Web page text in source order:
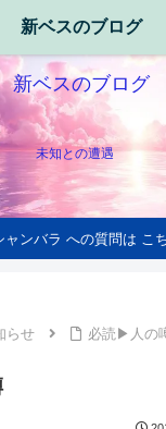
新ベスのブログ
未知との遭遇
ャンバラ への質問は こ
らせ 必読▶人の
新ベスのブログ